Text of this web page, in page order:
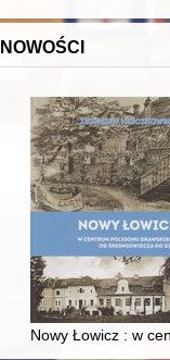
NOWOŚCI
w XVI-wiecznej
Nowy Łowicz : w